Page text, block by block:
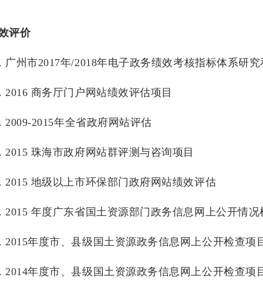
评价
广州市2017年/2018年电子政务绩效考核指标体系研
2016 商务厅门户网站绩效评估项目
2009-2015年全省政府网站评估
2015 珠海市政府网站群评测与咨询项目
2015 地级以上市环保部门政府网站绩效评估
2015 年度广东省国土资源部门政务信息网上公开情况
2015年度市、县级国土资源政务信息网上公开检查项
2014年度市、县级国土资源政务信息网上公开检查项